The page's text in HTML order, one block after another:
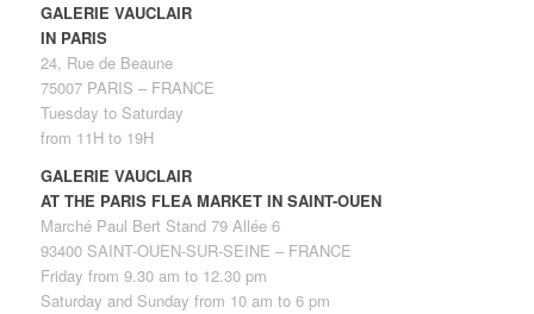
GALERIE VAUCLAIR
IN PARIS
24, Rue de Beaune
75007 PARIS – FRANCE
Tuesday to Saturday
from 11H to 19H
GALERIE VAUCLAIR
AT THE PARIS FLEA MARKET IN SAINT-OUEN
Marché Paul Bert Stand 79 Allée 6
93400 SAINT-OUEN-SUR-SEINE – FRANCE
Friday from 9.30 am to 12.30 pm
Saturday and Sunday from 10 am to 6 pm